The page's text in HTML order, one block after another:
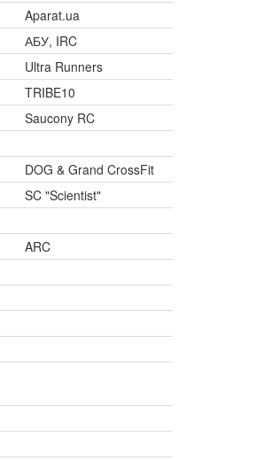
Aparat.ua
АБУ, IRC
Ultra Runners
TRIBE10
Saucony RC
DOG & Grand CrossFit
SC "Scientist"
ARC